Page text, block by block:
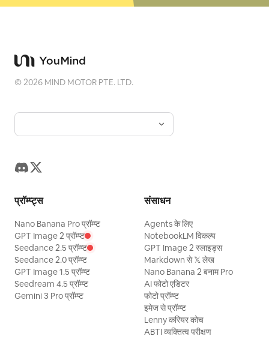
©2026 MIND MOTOR PTE. LTD.
प्रॉम्प्ट्स
Nano Banana Pro प्रॉम्प्ट
GPT Image 2 प्रॉम्प्ट
Seedance 2.5 प्रॉम्प्ट
Seedance 2.0 प्रॉम्प्ट
GPT Image 1.5 प्रॉम्प्ट
Seedream 4.5 प्रॉम्प्ट
Gemini 3 Pro प्रॉम्प्ट
संसाधन
Agents के लिए
NotebookLM विकल्प
GPT Image 2 स्लाइड्स
Markdown से 𝕏 लेख
Nano Banana 2 बनाम Pro
AI फोटो एडिटर
फोटो प्रॉम्प्ट
इमेज से प्रॉम्प्ट
Lenny करियर कोच
ABTI व्यक्तित्व परीक्षण